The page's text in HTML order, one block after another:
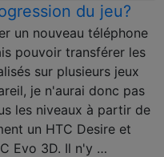
du jeu?
un nouveau téléphone
pouvoir transférer les
sur plusieurs jeux
je n'aurai donc pas
les niveaux à partir de
un HTC Desire et
Evo 3D. Il n'y …